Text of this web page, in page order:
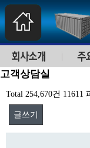
고객상담실
Total 254,670건 11611
글쓰기